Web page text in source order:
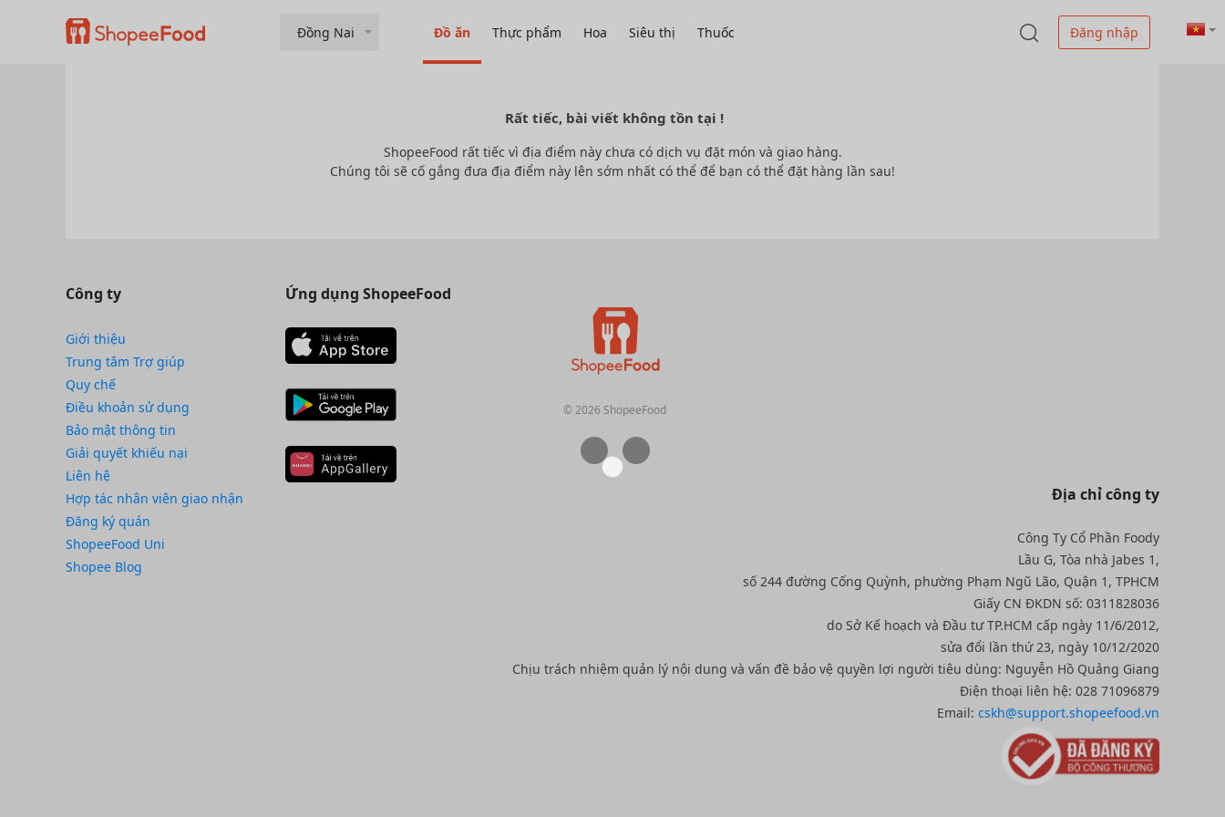
Đồng Nai Đồ ăn Thực phẩm Hoa Siêu thị Thuốc Đăng nhập
Rất tiếc, bài viết không tồn tại !
ShopeeFood rất tiếc vì địa điểm này chưa có dịch vụ đặt món và giao hàng.
Chúng tôi sẽ cố gắng đưa địa điểm này lên sớm nhất có thể để bạn có thể đặt hàng lần sau!
Công ty
Giới thiệu
Trung tâm Trợ giúp
Quy chế
Điều khoản sử dụng
Bảo mật thông tin
Giải quyết khiếu nại
Liên hệ
Hợp tác nhân viên giao nhận
Đăng ký quán
ShopeeFood Uni
Shopee Blog
Ứng dụng ShopeeFood
© 2026 ShopeeFood
Địa chỉ công ty
Công Ty Cổ Phần Foody
Lầu G, Tòa nhà Jabes 1,
số 244 đường Cống Quỳnh, phường Phạm Ngũ Lão, Quận 1, TPHCM
Giấy CN ĐKDN số: 0311828036
do Sở Kế hoạch và Đầu tư TP.HCM cấp ngày 11/6/2012,
sửa đổi lần thứ 23, ngày 10/12/2020
Chịu trách nhiệm quản lý nội dung và vấn đề bảo vệ quyền lợi người tiêu dùng: Nguyễn Hồ Quảng Giang
Điện thoại liên hệ: 028 71096879
Email: cskh@support.shopeefood.vn